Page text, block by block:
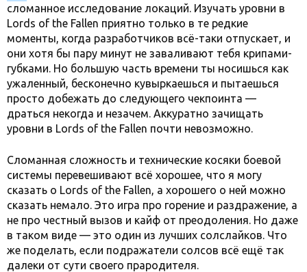
сломанное исследование локаций. Изучать уровни в
Lords of the Fallen приятно только в те редкие
моменты, когда разработчиков всё-таки отпускает, и
они хотя бы пару минут не заваливают тебя крипами-
губками. Но большую часть времени ты носишься как
ужаленный, бесконечно кувыркаешься и пытаешься
просто добежать до следующего чекпоинта —
драться некогда и незачем. Аккуратно зачищать
уровни в Lords of the Fallen почти невозможно.
Сломанная сложность и технические косяки боевой
системы перевешивают всё хорошее, что я могу
сказать о Lords of the Fallen, а хорошего о ней можно
сказать немало. Это игра про горение и раздражение, а
не про честный вызов и кайф от преодоления. Но даже
в таком виде — это один из лучших солслайков. Что
же поделать, если подражатели солсов всё ещё так
далеки от сути своего прародителя.